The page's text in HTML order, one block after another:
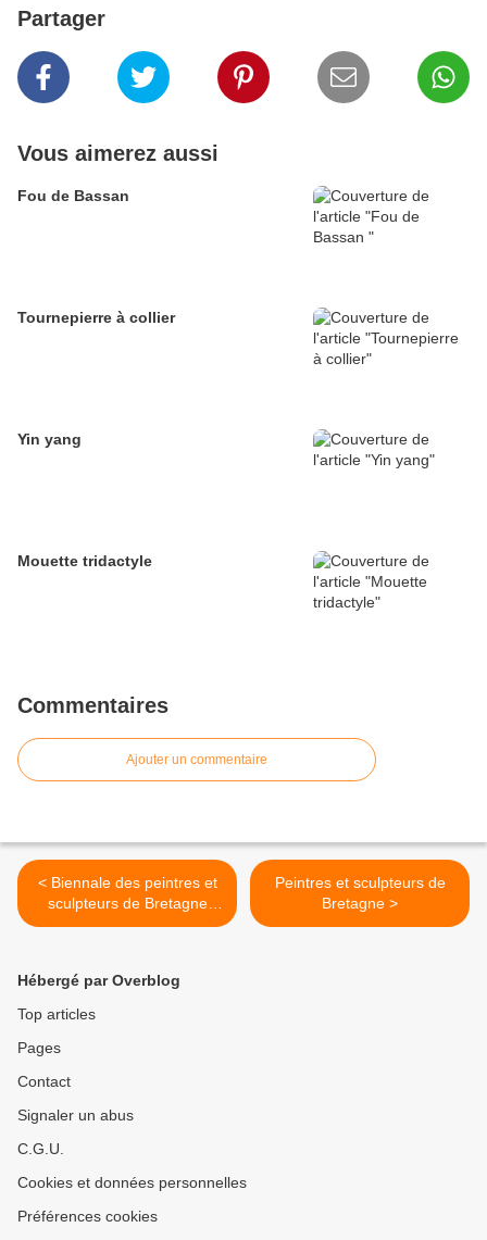
Partager
Vous aimerez aussi
Fou de Bassan
Tournepierre à collier
Yin yang
Mouette tridactyle
Commentaires
Ajouter un commentaire
< Biennale des peintres et
sculpteurs de Bretagne
2017
Peintres et sculpteurs de
Bretagne >
Hébergé par Overblog
Top articles
Pages
Contact
Signaler un abus
C.G.U.
Cookies et données personnelles
Préférences cookies